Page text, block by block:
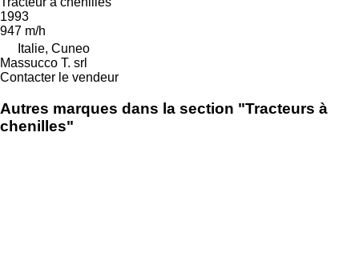
1993
947 m/h
Italie, Cuneo
Massucco T. srl
Contacter le vendeur
Autres marques dans la section "Tracteurs à
chenilles"